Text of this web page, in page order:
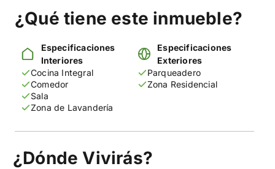
¿Qué tiene este inmueble?
Especificaciones
Interiores
Cocina Integral
Comedor
Sala
Zona de Lavandería
Especificaciones
Exteriores
Parqueadero
Zona Residencial
¿Dónde Vivirás?